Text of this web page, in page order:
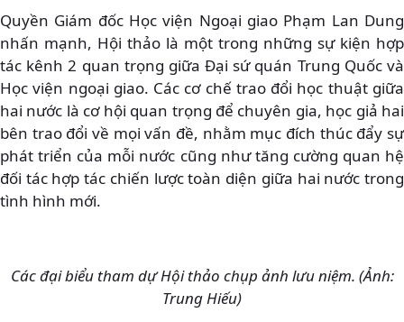
Quyền Giám đốc Học viện Ngoại giao Phạm Lan Dung
nhấn mạnh, Hội thảo là một trong những sự kiện hợp
tác kênh 2 quan trọng giữa Đại sứ quán Trung Quốc và
Học viện ngoại giao. Các cơ chế trao đổi học thuật giữa
hai nước là cơ hội quan trọng để chuyên gia, học giả hai
bên trao đổi về mọi vấn đề, nhằm mục đích thúc đẩy sự
phát triển của mỗi nước cũng như tăng cường quan hệ
đối tác hợp tác chiến lược toàn diện giữa hai nước trong
tình hình mới.
Các đại biểu tham dự Hội thảo chụp ảnh lưu niệm. (Ảnh:
Trung Hiếu)